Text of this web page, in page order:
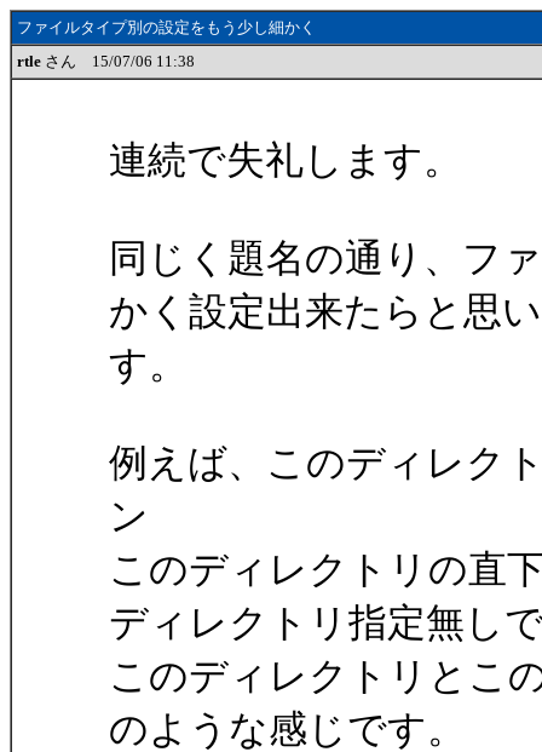
ファイルタイプ別の設定をもう少し細かく
rtle さん 15/07/06 11:38
連続で失礼します。
同じく題名の通り、フ
かく設定出来たらと思
す。
例えば、このディレク
ン
このディレクトリの直
ディレクトリ指定無し
このディレクトリとこ
のような感じです。